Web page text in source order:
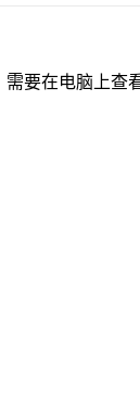
要在电脑上查